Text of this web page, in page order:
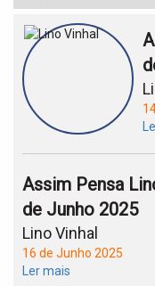
Assim Pensa
de Junho 2025
Lino Vinhal
16 de Junho 2025
Ler mais